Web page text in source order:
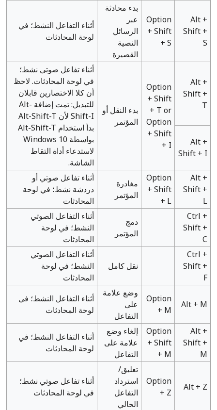
Alt +
Shift +
S
Option
+ Shift
+ S
بدء محادثة
عبر
الرسائل
النصية
القصيرة
أثناء التفاعل النشط؛ في
لوحة المحادثات
Alt +
Shift +
T
Option
+ Shift
+ T or
Option
+ Shift
+ I
بدء النقل أو
المؤتمر
أثناء تفاعل صوتي نشط؛
في لوحة المحادثات. لاحظ
أن كلا الاختصارين قابلان
للتبديل: تمت إضافة Alt-
Shift-I لأن Alt-Shift-T
بدأ استخدام Alt-Shift-T
بواسطة Windows 10
لاستدعاء أداة التقاط
الشاشة.
Alt +
Shift + I
Alt +
Shift +
L
Option
+ Shift
+ L
مغادرة
المؤتمر
أثناء تفاعل صوتي أو
دردشة نشط؛ في لوحة
المحادثات
Ctrl +
Shift +
C
دمج
المؤتمر
أثناء التفاعل الصوتي
النشط؛ في لوحة
المحادثات
Ctrl +
Shift +
F
نقل كامل
أثناء التفاعل الصوتي
النشط؛ في لوحة
المحادثات
Alt + M
Option
+ M
وضع علامة
على
التفاعل
أثناء التفاعل النشط؛ في
لوحة المحادثات
Alt +
Shift +
M
Option
+ Shift
+ M
إلغاء وضع
علامة على
التفاعل
أثناء التفاعل النشط؛ في
لوحة المحادثات
Alt + Z
Option
+ Z
تعليق/
استرداد
التفاعل
الحالي
أثناء تفاعل صوتي نشط؛
في لوحة المحادثات